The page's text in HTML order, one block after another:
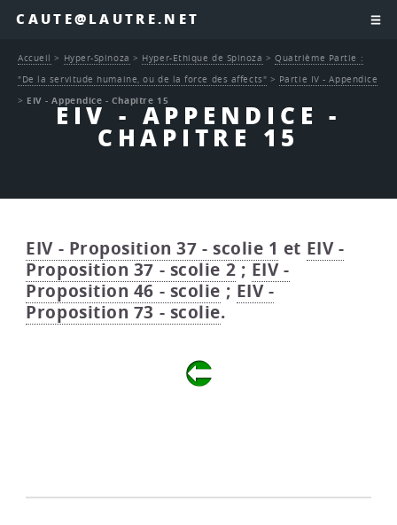
CAUTE@LAUTRE.NET
EIV - APPENDICE -
CHAPITRE 15
Accueil > Hyper-Spinoza > Hyper-Ethique de Spinoza >Quatrième Partie :
"De la servitude humaine, ou de la force des affects" > Partie IV - Appendice
> EIV - Appendice - Chapitre 15
EIV - Proposition 37 - scolie 1 et EIV -
Proposition 37 - scolie 2 ; EIV -
Proposition 46 - scolie ; EIV -
Proposition 73 - scolie.